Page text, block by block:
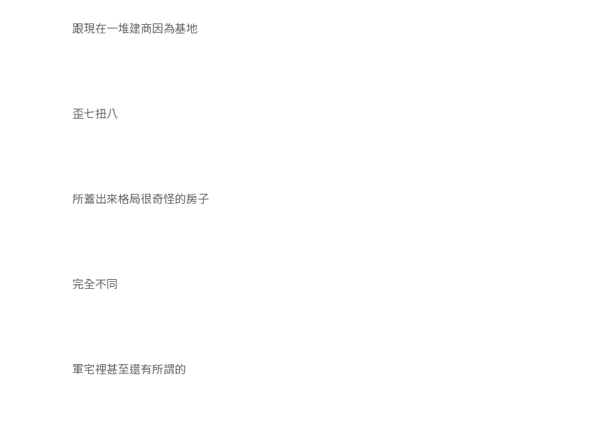
跟現在一堆建商因為基地
歪七扭八
所蓋出來格局很奇怪的房子
完全不同
軍宅裡甚至還有所謂的